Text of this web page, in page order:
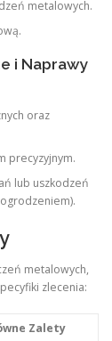
metalowych.
i Naprawy
oraz
precyzyjnym.
lub uszkodzeń
metalowych,
zlecenia:
Zalety